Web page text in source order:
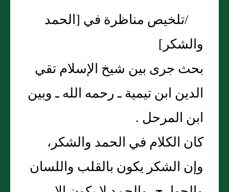
/تلخيص مناظرة في ‏[‏الحمد
والشكر‏]‏
بحث جرى بين شيخ الإسلام تقي
الدين ابن تيمية ـ رحمه الله ـ وبين
ابن المرحل ‏.‏
كان الكلام في الحمد والشكر،
وإن الشكر يكون بالقلب واللسان